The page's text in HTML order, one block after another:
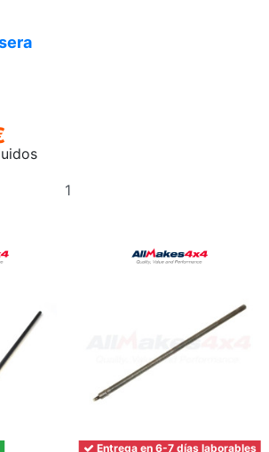
Entrega en 6-7 días laborables